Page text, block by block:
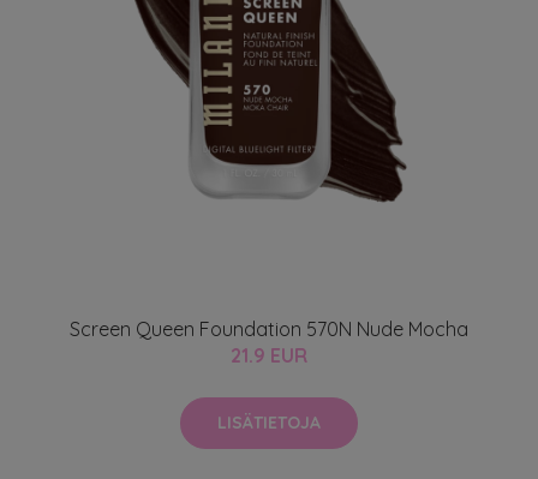
Screen Queen Foundation 570N Nude Mocha
21.9 EUR
LISÄTIETOJA